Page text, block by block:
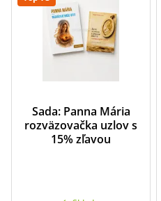
Sada: Panna Mária
rozväzovačka uzlov s
15% zľavou